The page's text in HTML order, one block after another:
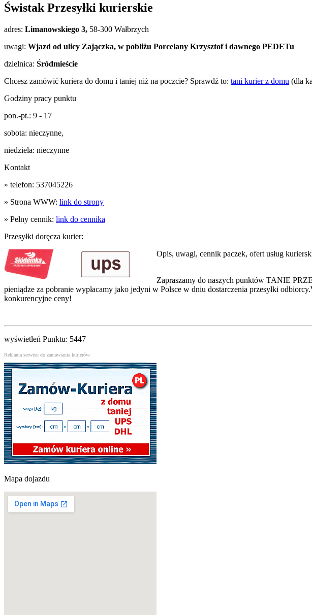
Świstak Przesyłki kurierskie
adres: Limanowskiego 3, 58-300 Wałbrzych
uwagi: Wjazd od ulicy Zajączka, w pobliżu Porcelany Krzysztof i dawnego PEDETu
dzielnica: Śródmieście
Chcesz zamówić kuriera do domu i taniej niż na poczcie? Sprawdź to: tani kurier z domu (dla
Godziny pracy punktu
pon.-pt.: 9 - 17
sobota: nieczynne,
niedziela: nieczynne
Kontakt
» telefon: 537045226
» Strona WWW: link do strony
» Pełny cennik: link do cennika
Przesyłki doręcza kurier:
Opis, uwagi, cennik paczek, ofert usług
Zapraszamy do naszych punktów TANIE
pieniądze za pobranie wypłacamy jako jedyni w Polsce w dniu dostarczenia przesyłki
konkurencyjne ceny!
wyświetleń Punktu: 5447
Reklama serwisu do zamawiania kurierów:
Mapa dojazdu